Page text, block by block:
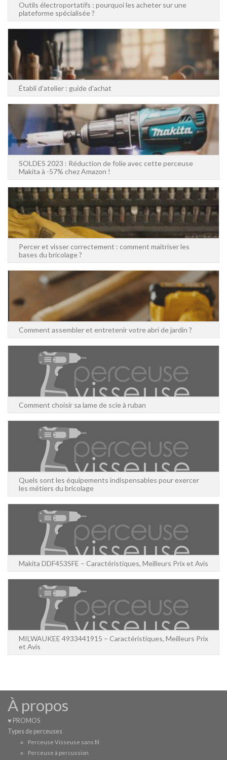
Outils électroportatifs : pourquoi les acheter sur une
plateforme spécialisée ?
Établi d’atelier : guide d’achat
SOLDES 2023 : Réduction de folie avec cette perceuse
Makita à -57% chez Amazon !
Percer et visser correctement : comment maitriser les
bases du bricolage ?
Comment assembler et entretenir votre abri de jardin ?
Comment choisir sa lame de scie à ruban
Quels sont les équipements indispensables pour exercer
les métiers du bricolage
Makita DDF453SFE – Caractéristiques, Meilleurs Prix et Avis
MILWAUKEE 4933441915 – Caractéristiques, Meilleurs Prix
et Avis
À propos
♥ PROMOS
Types de perceuses
Perceuse Visseuse sans fil
Perceuse à percussion